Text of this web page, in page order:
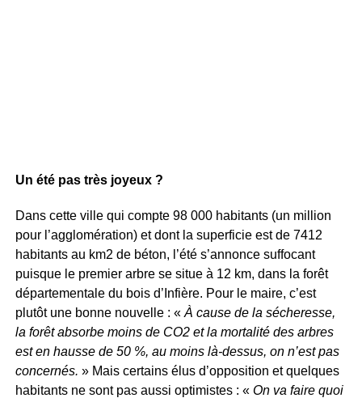
Un été pas très joyeux ?
Dans cette ville qui compte 98 000 habitants (un million
pour l’agglomération) et dont la superficie est de 7412
habitants au km2 de béton, l’été s’annonce suffocant
puisque le premier arbre se situe à 12 km, dans la forêt
départementale du bois d’Infière. Pour le maire, c’est
plutôt une bonne nouvelle : « À cause de la sécheresse,
la forêt absorbe moins de CO2 etla mortalité des arbres
est en hausse de 50%, au moins là-dessus, on n’est pas
concernés. » Mais certains élus d’opposition et quelques
habitants ne sont pas aussi optimistes : « On va faire quoi